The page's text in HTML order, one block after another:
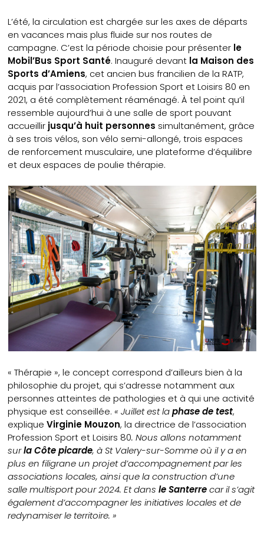
L’été, la circulation est chargée sur les axes de départs
en vacances mais plus fluide sur nos routes de
campagne. C’est la période choisie pour présenter le
Mobil’Bus Sport Santé. Inauguré devant la Maison des
Sports d’Amiens, cet ancien bus francilien de la RATP,
acquis par l’association Profession Sport et Loisirs 80 en
2021, a été complètement réaménagé. À tel point qu’il
ressemble aujourd’hui à une salle de sport pouvant
accueillir jusqu’à huit personnes simultanément, grâce
à ses trois vélos, son vélo semi-allongé, trois espaces
de renforcement musculaire, une plateforme d’équilibre
et deux espaces de poulie thérapie.
« Thérapie », le concept correspond d’ailleurs bien à la
philosophie du projet, qui s’adresse notamment aux
personnes atteintes de pathologies et à qui une activité
physique est conseillée.« Juillet est laphase de test,
expliqueVirginie Mouzon, la directrice de l’association
Profession Sport et Loisirs 80. Nous allons notamment
surla Côte picarde, à St Valery-sur-Somme où il y a en
plus en filigrane un projet d’accompagnement par les
associations locales, ainsi que la construction d’une
salle multisport pour 2024. Et dansle Santerrecar il s’agit
également d’accompagner les initiatives locales et de
redynamiser le territoire. »